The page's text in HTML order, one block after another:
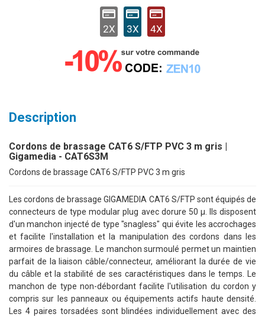
2X 3X 4X
Description
Cordons de brassage CAT6 S/FTP PVC 3 m gris |
Gigamedia - CAT6S3M
Cordons de brassage CAT6 S/FTP PVC 3 m gris
Les cordons de brassage GIGAMEDIA CAT6 S/FTP sont équipés de
connecteurs de type modular plug avec dorure 50 μ. Ils disposent
d'un manchon injecté de type "snagless" qui évite les accrochages
et facilite l'installation et la manipulation des cordons dans les
armoires de brassage. Le manchon surmoulé permet un maintien
parfait de la liaison câble/connecteur, améliorant la durée de vie
du câble et la stabilité de ses caractéristiques dans le temps. Le
manchon de type non-débordant facilite l'utilisation du cordon y
compris sur les panneaux ou équipements actifs haute densité.
Les 4 paires torsadées sont blindées individuellement avec des